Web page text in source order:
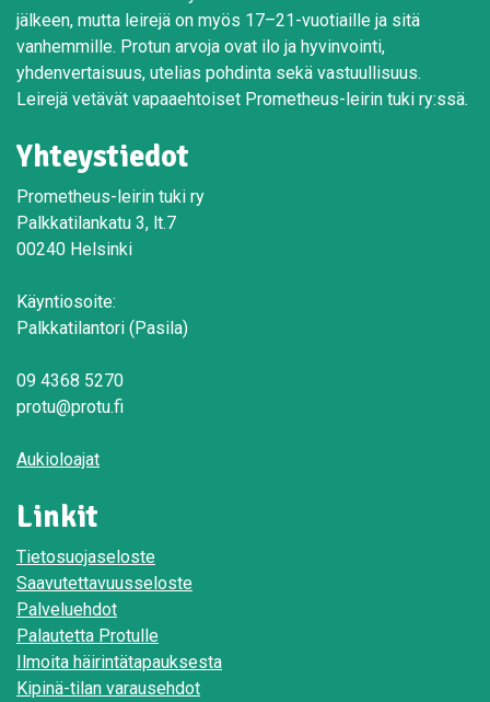
jälkeen, mutta leirejä on myös 17–21-vuotiaille ja sitä
vanhemmille. Protun arvoja ovat ilo ja hyvinvointi,
yhdenvertaisuus, utelias pohdinta sekä vastuullisuus.
Leirejä vetävät vapaaehtoiset Prometheus-leirin tuki ry:ssä.
Yhteystiedot
Prometheus-leirin tuki ry
Palkkatilankatu 3, lt.7
00240 Helsinki
Käyntiosoite:
Palkkatilantori (Pasila)
09 4368 5270
protu@protu.fi
Aukioloajat
Linkit
Tietosuojaseloste
Saavutettavuusseloste
Palveluehdot
Palautetta Protulle
Ilmoita häirintätapauksesta
Kipinä-tilan varausehdot